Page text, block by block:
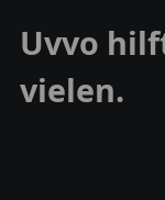
Uvvo
vielen.